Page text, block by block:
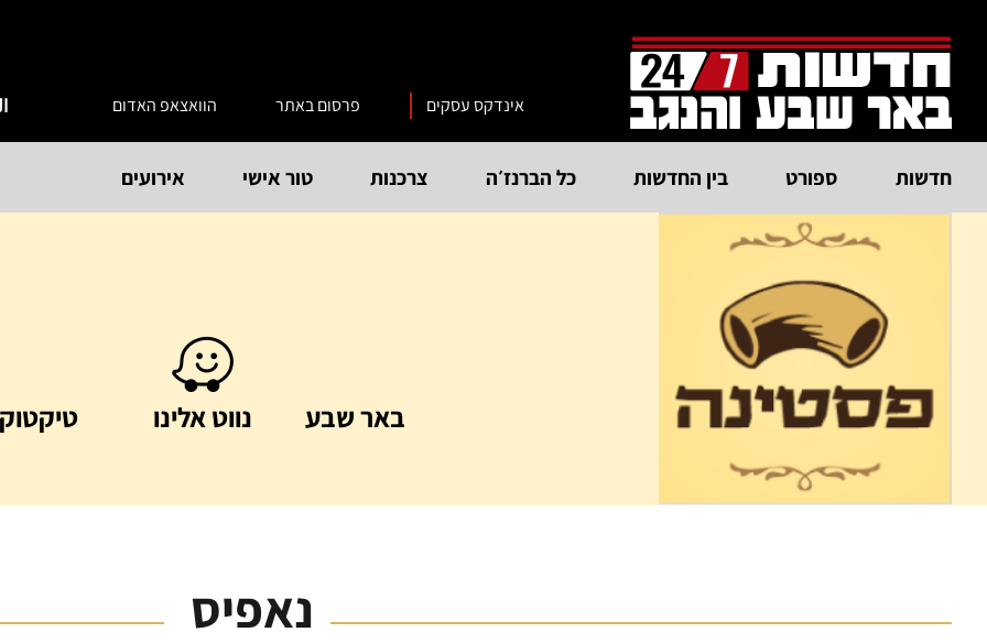
אינדקס עסקים פרסום באתר הוואצאפ האדום
חדשות ספורט בין החדשות כל הברנז׳ה צרכנות טור אישי אירועים
באר שבע נווט אלינו
נאפיס